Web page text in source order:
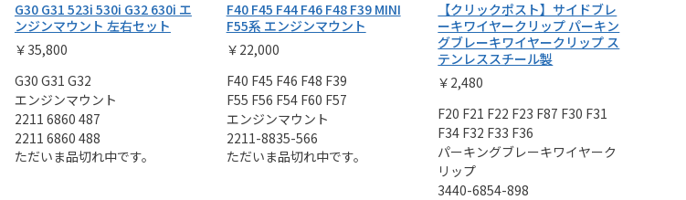
G30 G31 523i 530i G32 630i エ
ンジンマウント 左右セット
￥35,800
G30 G31 G32
エンジンマウント
2211 6860 487
2211 6860 488
ただいま品切れ中です。
F40 F45 F44 F46 F48 F39 MINI
F55系 エンジンマウント
￥22,000
F40 F45 F46 F48 F39
F55 F56 F54 F60 F57
エンジンマウント
2211-8835-566
ただいま品切れ中です。
【クリックポスト】サイドブレ
ーキワイヤークリップ パーキン
グブレーキワイヤークリップ ス
テンレススチール製
￥2,480
F20 F21 F22 F23 F87 F30 F31
F34 F32 F33 F36
パーキングブレーキワイヤーク
リップ
3440-6854-898